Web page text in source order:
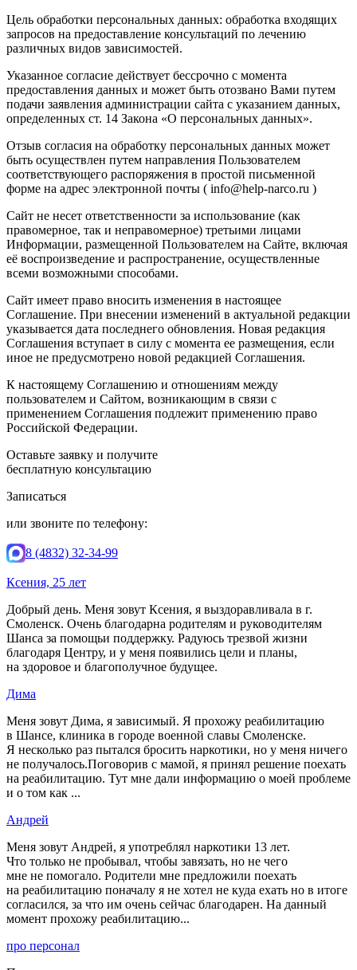
Цель обработки персональных данных: обработка входящих
запросов на предоставление консультаций по лечению
различных видов зависимостей.
Указанное согласие действует бессрочно с момента
предоставления данных и может быть отозвано Вами путем
подачи заявления администрации сайта с указанием данных,
определенных ст. 14 Закона «О персональных данных».
Отзыв согласия на обработку персональных данных может
быть осуществлен путем направления Пользователем
соответствующего распоряжения в простой письменной
форме на адрес электронной почты ( info@help-narco.ru )
Сайт не несет ответственности за использование (как
правомерное, так и неправомерное) третьими лицами
Информации, размещенной Пользователем на Сайте, включая
её воспроизведение и распространение, осуществленные
всеми возможными способами.
Сайт имеет право вносить изменения в настоящее
Соглашение. При внесении изменений в актуальной редакции
указывается дата последнего обновления. Новая редакция
Соглашения вступает в силу с момента ее размещения, если
иное не предусмотрено новой редакцией Соглашения.
К настоящему Соглашению и отношениям между
пользователем и Сайтом, возникающим в связи с
применением Соглашения подлежит применению право
Российской Федерации.
Оставьте заявку и получите
бесплатную консультацию
Записаться
или звоните по телефону:
8 (4832) 32-34-99
Ксения, 25 лет
Добрый день. Меня зовут Ксения, я выздоравливала в г.
Смоленск. Очень благодарна родителям и руководителям
Шанса за помощьи поддержку. Радуюсь трезвой жизни
благодаря Центру, и у меня появились цели и планы,
на здоровое и благополучное будущее.
Дима
Меня зовут Дима, я зависимый. Я прохожу реабилитацию
в Шансе, клиника в городе военной славы Смоленске.
Я несколько раз пытался бросить наркотики, но у меня ничего
не получалось.Поговорив с мамой, я принял решение поехать
на реабилитацию. Тут мне дали информацию о моей проблеме
и о том как ...
Андрей
Меня зовут Андрей, я употреблял наркотики 13 лет.
Что только не пробывал, чтобы завязать, но не чего
мне не помогало. Родители мне предложили поехать
на реабилитацию поначалу я не хотел не куда ехать но в итоге
согласился, за что им очень сейчас благодарен. На данный
момент прохожу реабилитацию...
про персонал